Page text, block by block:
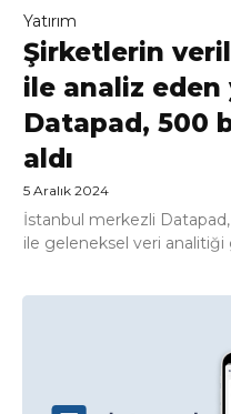
Yatırım
Şirketlerin
ile analiz
Datapad, 500
aldı
5 Aralık 2024
İstanbul merkezli
ile geleneksel veri analitiği